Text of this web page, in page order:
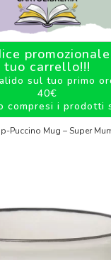
promozionale
tuo carrello!!!
sul tuo primo
40€
compresi i prodotti
Puccino Mug – Super